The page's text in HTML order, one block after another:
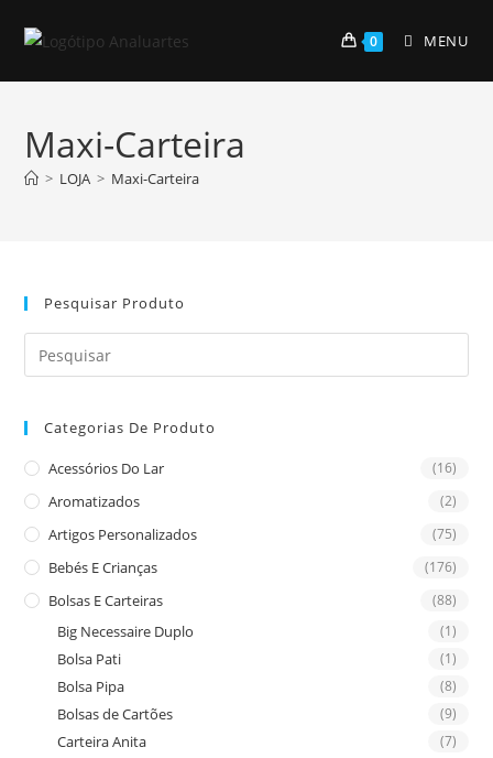
0 MENU
Maxi-Carteira
> LOJA > Maxi-Carteira
Pesquisar Produto
Categorias De Produto
Acessórios Do Lar (16)
Aromatizados (2)
Artigos Personalizados (75)
Bebés E Crianças (176)
Bolsas E Carteiras (88)
Big Necessaire Duplo (1)
Bolsa Pati (1)
Bolsa Pipa (8)
Bolsas de Cartões (9)
Carteira Anita (7)